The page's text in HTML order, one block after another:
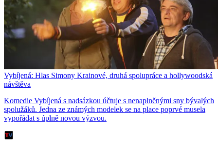
Vybíjená: Hlas Simony Krainové, druhá spolupráce a hollywoodská
návštěva
Komedie Vybíjená s nadsázkou účtuje s nenaplněnými sny bývalých
spolužáků. Jedna ze známých modelek se na place poprvé musela
vypořádat s úplně novou výzvou.